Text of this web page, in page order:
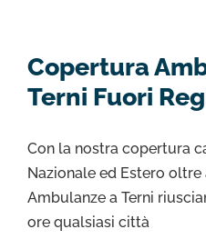
Copertura
Terni Fuori
Con la nostra copertura
Nazionale ed Estero
Ambulanze a Terni
ore qualsiasi città